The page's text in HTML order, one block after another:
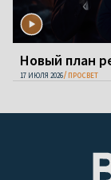
Новый план
17 ИЮЛЯ 2026 ПРОСВЕТ